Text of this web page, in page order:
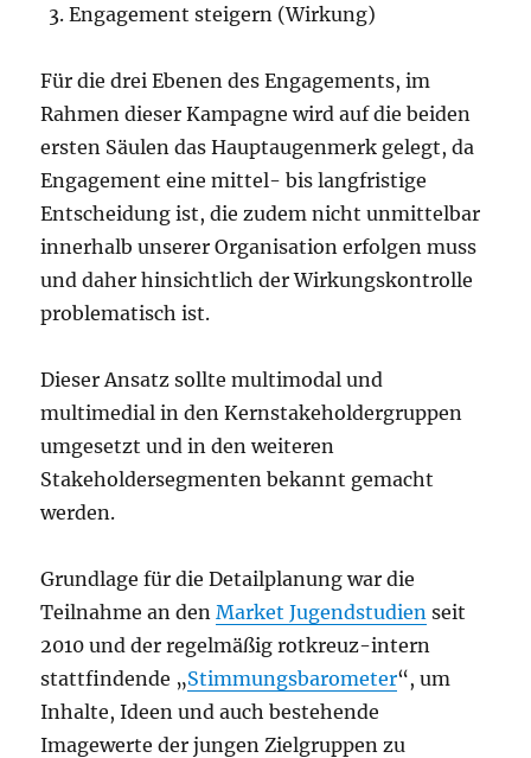
Engagement steigern (Wirkung)
Für die drei Ebenen des Engagements, im
Rahmen dieser Kampagne wird auf die beiden
ersten Säulen das Hauptaugenmerk gelegt, da
Engagement eine mittel- bis langfristige
Entscheidung ist, die zudem nicht unmittelbar
innerhalb unserer Organisation erfolgen muss
und daher hinsichtlich der Wirkungskontrolle
problematisch ist.
Dieser Ansatz sollte multimodal und
multimedial in den Kernstakeholdergruppen
umgesetzt und in den weiteren
Stakeholdersegmenten bekannt gemacht
werden.
Grundlage für die Detailplanung war die
Teilnahme an denMarket Jugendstudien seit
2010 und der regelmäßig rotkreuz-intern
stattfindende „Stimmungsbarometer“, um
Inhalte, Ideen und auch bestehende
Imagewerte der jungen Zielgruppen zu